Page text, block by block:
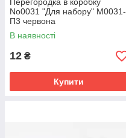
No0031 "Для набору" М0031-
П3 червона
В наявності
12 ₴
Купити